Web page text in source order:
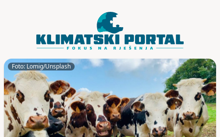
Foto: Lomig/Unsplash